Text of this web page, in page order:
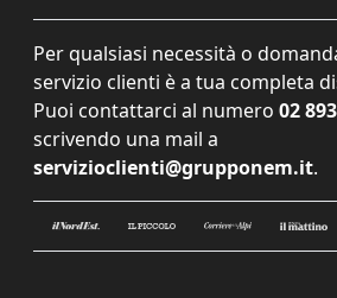
Per qualsiasi necessità o
servizio clienti è a tua completa
Puoi contattarci al numero 02
scrivendo una mail a
servizioclienti@grupponem.it.